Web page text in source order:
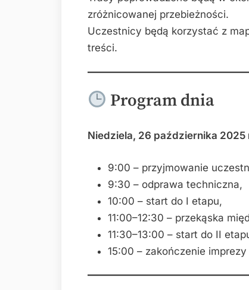
zróżnicowanej przebieżności.
Uczestnicy będą korzystać z
treści.
Program dnia
Niedziela, 26 października 2025
9:00 – przyjmowanie
9:30 – odprawa techniczna,
10:00 – start do I etapu,
11:00–12:30 – przekąska
11:30–13:00 – start do II
15:00 – zakończenie